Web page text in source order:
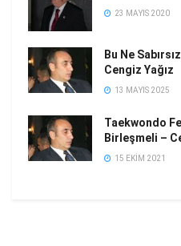
23 MAYIS 2020
Bu Ne
Cengiz Yağız
13 MAYIS 2025
Taekwondo
Birleşmeli –
15 EKIM 2021